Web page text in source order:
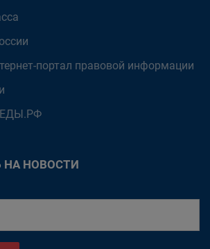
портал правовой информации
НОВОСТИ